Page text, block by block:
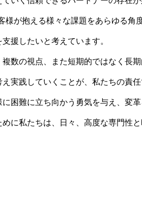
様が抱える様々な課題をあらゆる角
援したいと考えています。
数の視点、また短期的ではなく長
実践していくことが、私たちの責任
困難に立ち向かう勇気を与え、変
に私たちは、日々、高度な専門性